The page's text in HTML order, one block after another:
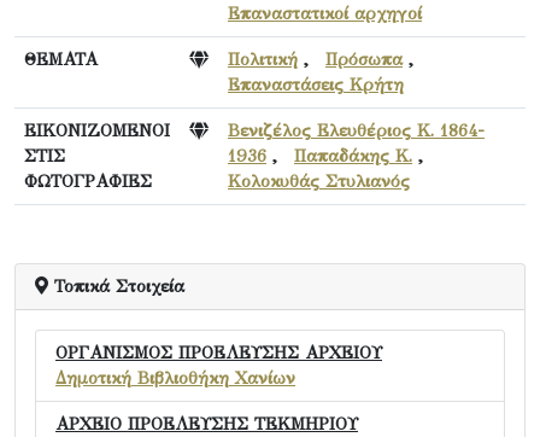
Επαναστατικοί αρχηγοί
ΘΕΜΑΤΑ Πολιτική , Πρόσωπα,
Επαναστάσεις Κρήτη
ΕΙΚΟΝΙΖΟΜΕΝΟΙ
ΣΤΙΣ
ΦΩΤΟΓΡΑΦΙΕΣ
Βενιζέλος Ελευθέριος Κ. 1864-
1936 , Παπαδάκης Κ. ,
Κολοκυθάς Στυλιανός
Τοπικά Στοιχεία
ΟΡΓΑΝΙΣΜΟΣ ΠΡΟΕΛΕΥΣΗΣ ΑΡΧΕΙΟΥ
Δημοτική Βιβλιοθήκη Χανίων
ΑΡΧΕΙΟ ΠΡΟΕΛΕΥΣΗΣ ΤΕΚΜΗΡΙΟΥ